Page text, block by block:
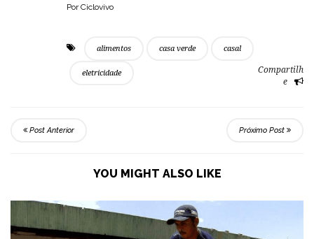
Por Ciclovivo
alimentos casa verde casal
eletricidade
Compartilh
e
Post Anterior Próximo Post
YOU MIGHT ALSO LIKE